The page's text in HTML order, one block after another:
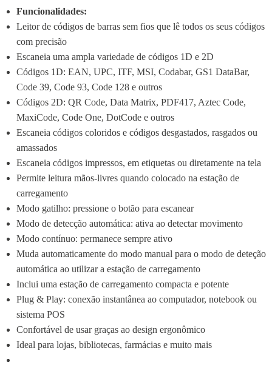
Funcionalidades:
Leitor de códigos de barras sem fios que lê todos os seus códigos
com precisão
Escaneia uma ampla variedade de códigos 1D e 2D
Códigos 1D: EAN, UPC, ITF, MSI, Codabar, GS1 DataBar,
Code 39, Code 93, Code 128 e outros
Códigos 2D: QR Code, Data Matrix, PDF417, Aztec Code,
MaxiCode, Code One, DotCode e outros
Escaneia códigos coloridos e códigos desgastados, rasgados ou
amassados
Escaneia códigos impressos, em etiquetas ou diretamente na tela
Permite leitura mãos-livres quando colocado na estação de
carregamento
Modo gatilho: pressione o botão para escanear
Modo de detecção automática: ativa ao detectar movimento
Modo contínuo: permanece sempre ativo
Muda automaticamente do modo manual para o modo de deteção
automática ao utilizar a estação de carregamento
Inclui uma estação de carregamento compacta e potente
Plug & Play: conexão instantânea ao computador, notebook ou
sistema POS
Confortável de usar graças ao design ergonômico
Ideal para lojas, bibliotecas, farmácias e muito mais